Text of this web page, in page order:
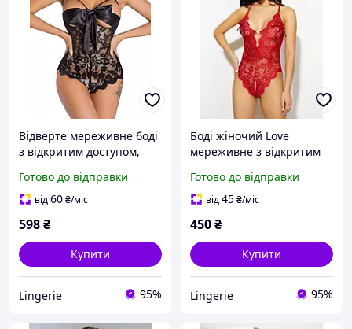
Відверте мереживне боді
з відкритим доступом,
боді, Мереживне
еротичне боді
Готово до відправки
від60₴/міс
598₴
Купити
Lingerie 95%
Боді жіночий Love
мереживне з відкритим
Готово до відправки
від45₴/міс
450₴
Купити
Lingerie 95%